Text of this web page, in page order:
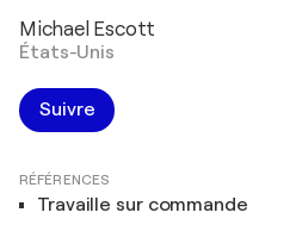
Michael Escott
États-Unis
Suivre
RÉFÉRENCES
Travaille sur commande